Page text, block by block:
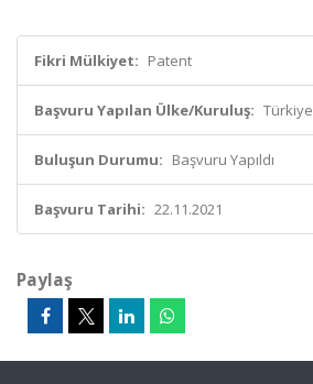
Fikri Mülkiyet: Patent
Başvuru Yapılan Ülke/Kuruluş: Türkiye
Buluşun Durumu: Başvuru Yapıldı
Başvuru Tarihi: 22.11.2021
Paylaş